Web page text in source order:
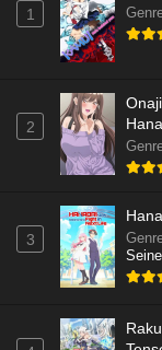
1
2
3